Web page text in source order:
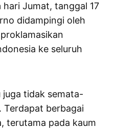
hari Jumat, tanggal 17
didampingi oleh
ke seluruh
juga tidak semata-
Terdapat berbagai
terutama pada kaum